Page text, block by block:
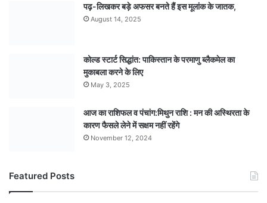
पढ़-लिखकर बड़े अफसर बनते हैं इस मूलांक के जातक,
August 14, 2025
कोल्ड स्टार्ट सिद्धांत: पाकिस्तान के परमाणु ब्लैकमेल का
मुकाबला करने के लिए
May 3, 2025
आज का राशिफल व पंचांग:मिथुन राशि : मन की अस्थिरता के
कारण फैसले लेने में सक्षम नहीं रहेंगे
November 12, 2024
Featured Posts